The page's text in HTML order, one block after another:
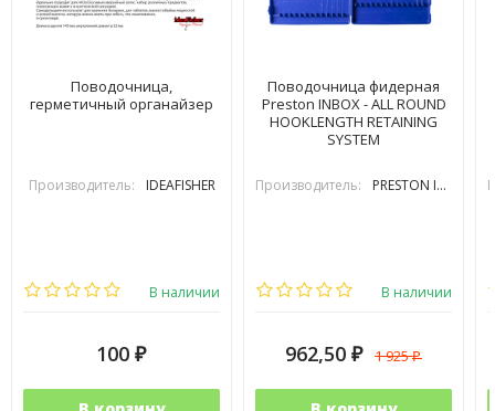
Поводочница,
герметичный органайзер
Производитель: IDEAFISHER
В наличии
100 ₽
Поводочница фидерная
Preston INBOX - ALL ROUND
HOOKLENGTH RETAINING
SYSTEM
Производитель: PRESTON INOVATIONS
В наличии
962,50 ₽ 1 925₽